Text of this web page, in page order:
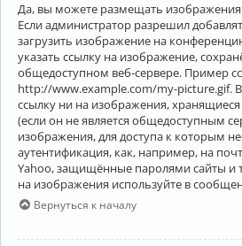
Да, вы можете размещать
Если администратор разрешил
загрузить изображение на
указать ссылку на изображение,
общедоступном веб-сервере. Пример
http://www.example.com/my-picture.gif.
ссылку ни на изображения,
(если он не является общедоступным
изображения, для доступа к которым
аутентификация, как, например, на
Yahoo, защищённые паролями сайты и
на изображения используйте в
Вернуться к началу